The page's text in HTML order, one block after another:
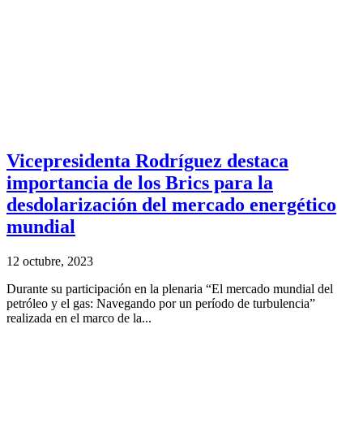
Vicepresidenta Rodríguez destaca
importancia de los Brics para la
desdolarización del mercado energético
mundial
12 octubre, 2023
Durante su participación en la plenaria “El mercado mundial del
petróleo y el gas: Navegando por un período de turbulencia”
realizada en el marco de la...